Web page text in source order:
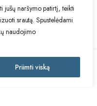
jūsų naršymo patirtį, teikti
srautą. Spustelėdami
naudojimo
Priimti viskąĮ krepšelį
sutikimo draudžiama